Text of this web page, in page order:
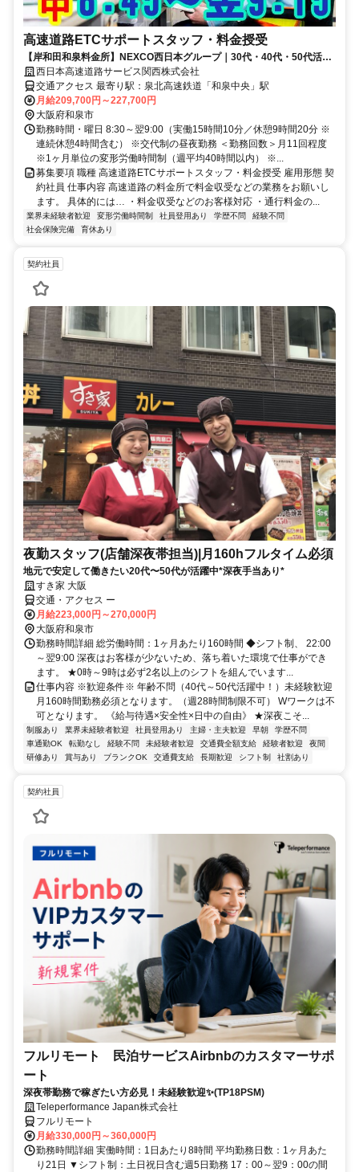
高速道路ETCサポートスタッフ・料金授受
【岸和田和泉料金所】NEXCO西日本グループ｜30代・40代・50代活躍
中｜未経験から正社員登用あり
西日本高速道路サービス関西株式会社
交通アクセス 最寄り駅：泉北高速鉄道「和泉中央」駅
月給209,700円～227,700円
大阪府和泉市
勤務時間・曜日 8:30～翌9:00（実働15時間10分／休憩9時間20分 ※
連続休憩4時間含む） ※交代制の昼夜勤務 ＜勤務回数＞月11回程度
※1ヶ月単位の変形労働時間制（週平均40時間以内） ※...
募集要項 職種 高速道路ETCサポートスタッフ・料金授受 雇用形態 契
約社員 仕事内容 高速道路の料金所で料金収受などの業務をお願いし
ます。 具体的には… ・料金収受などのお客様対応 ・通行料金の...
業界未経験者歓迎 変形労働時間制 社員登用あり 学歴不問
経験不問
社会保険完備
育休あり
契約社員
夜勤スタッフ(店舗深夜帯担当)|月160hフルタイム必須
地元で安定して働きたい20代〜50代が活躍中*深夜手当あり*
すき家 大阪
交通・アクセス ー
月給223,000円～270,000円
大阪府和泉市
勤務時間詳細 総労働時間：1ヶ月あたり160時間 ◆シフト制、 22:00
～翌9:00 深夜はお客様が少ないため、落ち着いた環境で仕事ができ
ます。 ★0時～9時は必ず2名以上のシフトを組んでいます...
仕事内容 ※歓迎条件※ 年齢不問（40代～50代活躍中！）未経験歓迎
月160時間勤務必須となります。（週28時間制限不可） Wワークは不
可となります。 《給与待遇×安全性×日中の自由》 ★深夜こそ...
制服あり 業界未経験者歓迎 社員登用あり 主婦・主夫歓迎 早朝
学歴不問
車通勤OK
転勤なし 経験不問 未経験者歓迎 交通費全額支給 経験者歓迎
夜間
研修あり
賞与あり ブランクOK 交通費支給 長期歓迎 シフト制 社割あり
契約社員
フルリモート 民泊サービスAirbnbのカスタマーサポ
ート
深夜帯勤務で稼ぎたい方必見！未経験歓迎✨(TP18PSM)
Teleperformance Japan株式会社
フルリモート
月給330,000円～360,000円
勤務時間詳細 実働時間：1日あたり8時間 平均勤務日数：1ヶ月あた
り21日 ▼シフト制：土日祝日含む週5日勤務 17：00～翌9：00の間